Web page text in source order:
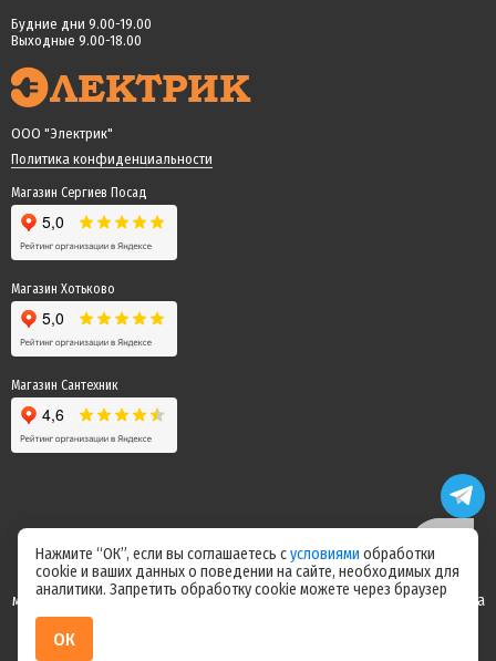
Будние дни 9.00-19.00
Выходные 9.00-18.00
ООО "Электрик"
Политика конфиденциальности
Магазин Сергиев Посад
Магазин Хотьково
Магазин Сантехник
Цены на сайте не являются офертой! Актуальные цены уточняйте у
менеджера после оформления заказа! Спасибо за понимание! Команда
Нажмите “ОК”, если вы соглашаетесь сусловиями обработки
cookie и ваших данных о поведении на сайте, необходимых для
аналитики. Запретить обработку cookie можете через браузер
ОК